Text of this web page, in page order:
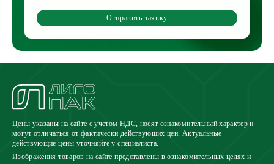
Отправить заявку
Цены указаны на сайте с учетом НДС, носят ознакомительный характер и
могут отличаться от фактически действующих цен. Актуальные
действующие цены уточняйте у специалиста.
Изображения товаров на сайте представлены в ознакомительных целях и